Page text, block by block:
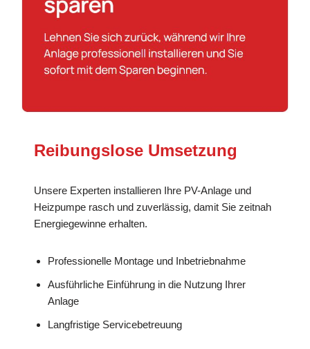
Reibungslose Umsetzung
Unsere Experten installieren Ihre PV-Anlage und
Heizpumpe rasch und zuverlässig, damit Sie zeitnah
Energiegewinne erhalten.
Professionelle Montage und Inbetriebnahme
Ausführliche Einführung in die Nutzung Ihrer
Anlage
Langfristige Servicebetreuung